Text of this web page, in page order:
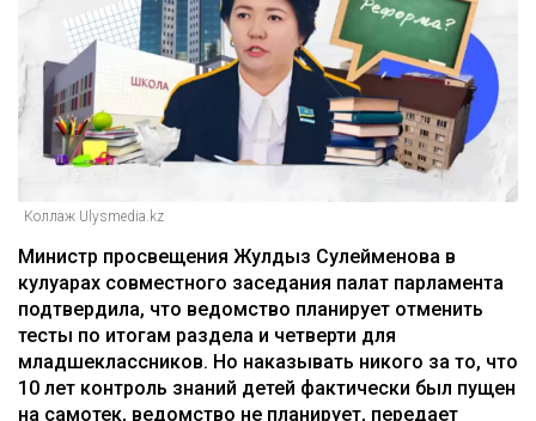
Коллаж Ulysmedia.kz
Министр просвещения Жулдыз Сулейменова в
кулуарах совместного заседания палат парламента
подтвердила, что ведомство планирует отменить
тесты по итогам раздела и четверти для
младшеклассников. Но наказывать никого за то, что
10 лет контроль знаний детей фактически был пущен
на самотек, ведомство не планирует, передает